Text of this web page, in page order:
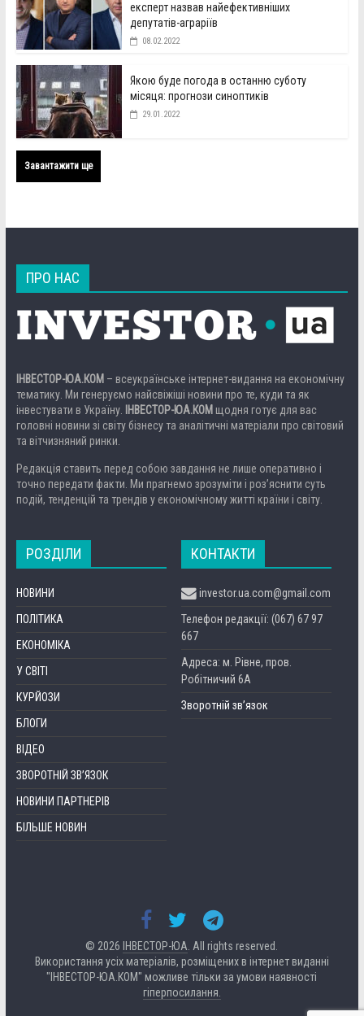
експерт назвав найефективніших
депутатів-аграріїв
08.02.2022
Якою буде погода в останню суботу
місяця: прогнози синоптиків
29.01.2022
Завантажити ще
ПРО НАС
ІНВЕСТОР-ЮА.КОМ – всеукраїнське інтернет-видання на економічну
тематику. Ми генеруємо найсвіжіші новини про те, куди та як
інвестувати в Україну. ІНВЕСТОР-ЮА.КОМ щодня готує для вас
головні новини зі світу бізнесу та аналітичні матеріали про світовий
та вітчизняний ринки.
Редакція ставить перед собою завдання не лише оперативно і
точно передати факти. Ми прагнемо зрозуміти і роз’яснити суть
подій, тенденцій та трендів у економічному житті країни і світу.
РОЗДІЛИ
НОВИНИ
ПОЛІТИКА
ЕКОНОМІКА
У СВІТІ
КУРЙОЗИ
БЛОГИ
ВІДЕО
ЗВОРОТНІЙ ЗВ’ЯЗОК
НОВИНИ ПАРТНЕРІВ
БІЛЬШЕ НОВИН
КОНТАКТИ
investor.ua.com@gmail.com
Телефон редакції: (067) 67 97
667
Адреса: м. Рівне, пров.
Робітничий 6А
Зворотній зв’язок
© 2026 ІНВЕСТОР-ЮА. All rights reserved.
Використання усіх матеріалів, розміщених в інтернет виданні
"ІНВЕСТОР-ЮА.КОМ" можливе тільки за умови наявності
гіперпосилання.